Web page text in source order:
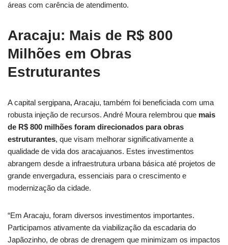
áreas com carência de atendimento.
Aracaju: Mais de R$ 800
Milhões em Obras
Estruturantes
A capital sergipana, Aracaju, também foi beneficiada com uma
robusta injeção de recursos. André Moura relembrou que mais
de R$ 800 milhões foram direcionados para obras
estruturantes, que visam melhorar significativamente a
qualidade de vida dos aracajuanos. Estes investimentos
abrangem desde a infraestrutura urbana básica até projetos de
grande envergadura, essenciais para o crescimento e
modernização da cidade.
“Em Aracaju, foram diversos investimentos importantes.
Participamos ativamente da viabilização da escadaria do
Japãozinho, de obras de drenagem que minimizam os impactos